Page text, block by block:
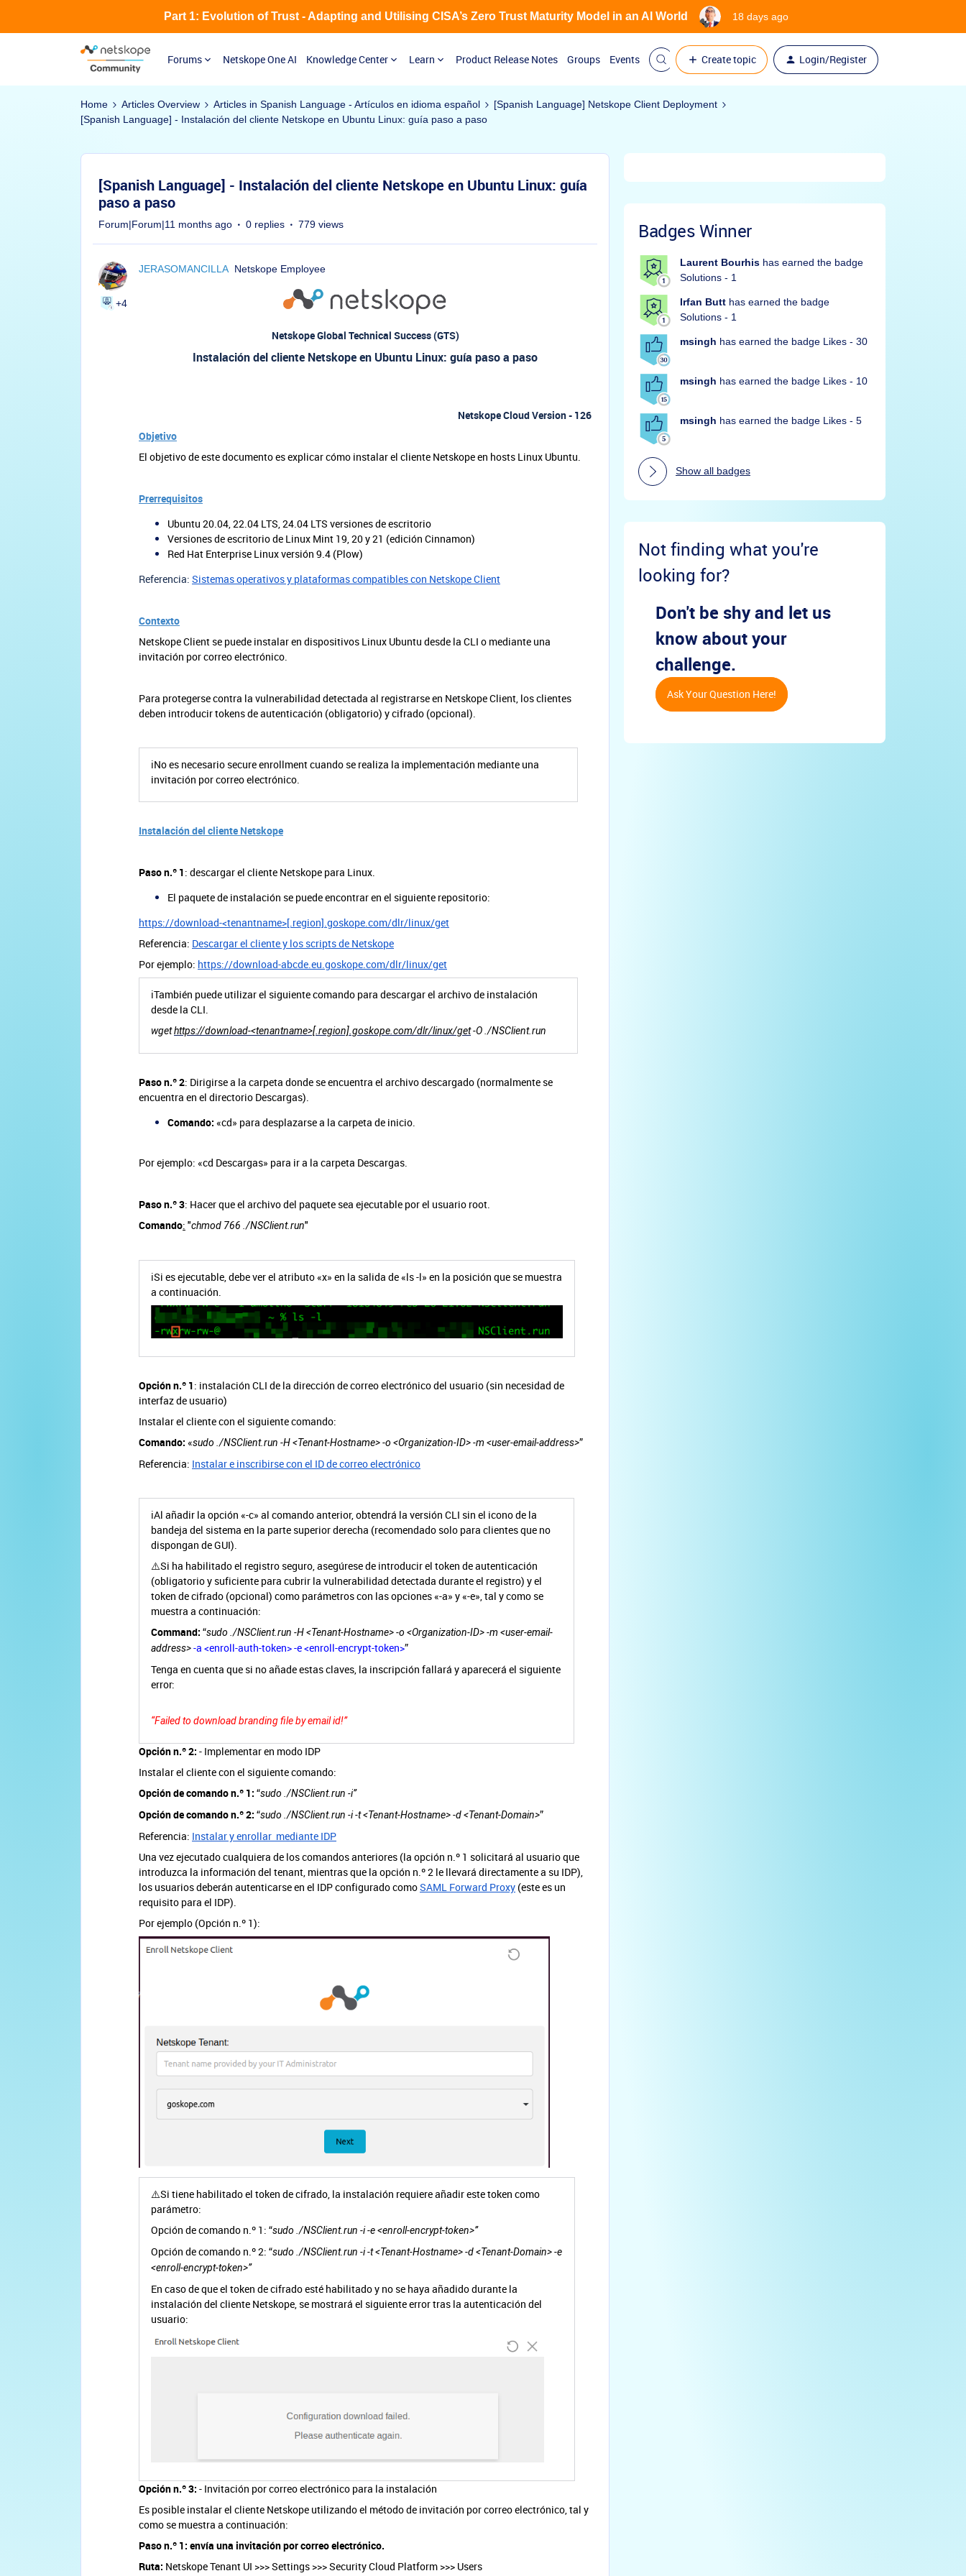
Forums Netskope One AI Knowledge Center Learn Product Release Notes Groups Events Create topic Login/Register
Part 1: Evolution of Trust - Adapting and Utilising CISA’s Zero Trust Maturity Model in an AI World 18 days ago
Home Articles Overview Articles in Spanish Language - Artículos en idioma español
[Spanish Language] Netskope Client Deployment
[Spanish Language] - Instalación del cliente Netskope en Ubuntu Linux: guía paso a paso
[Spanish Language] - Instalación del cliente Netskope en Ubuntu Linux: guía
paso a paso
Forum|Forum|11 months ago 0 replies 779 views
+4
JERASOMANCILLA Netskope Employee
Netskope Global Technical Success (GTS)
Instalación del cliente Netskope en Ubuntu Linux: guía paso a paso
Netskope Cloud Version - 126
Objetivo
El objetivo de este documento es explicar cómo instalar el cliente Netskope en hosts Linux Ubuntu.
Prerrequisitos
Ubuntu 20.04, 22.04 LTS, 24.04 LTS versiones de escritorio
Versiones de escritorio de Linux Mint 19, 20 y 21 (edición Cinnamon)
Red Hat Enterprise Linux versión 9.4 (Plow)
Referencia: Sistemas operativos y plataformas compatibles con Netskope Client
Contexto
Netskope Client se puede instalar en dispositivos Linux Ubuntu desde la CLI o mediante una
invitación por correo electrónico.
Para protegerse contra la vulnerabilidad detectada al registrarse en Netskope Client, los clientes
deben introducir tokens de autenticación (obligatorio) y cifrado (opcional).
ℹ️No es necesario secure enrollment cuando se realiza la implementación mediante una
invitación por correo electrónico.
Instalación del cliente Netskope
Paso n.º 1: descargar el cliente Netskope para Linux.
El paquete de instalación se puede encontrar en el siguiente repositorio:
https://download-<tenantname>[.region].goskope.com/dlr/linux/get
Referencia: Descargar el cliente y los scripts de Netskope
Por ejemplo: https://download-abcde.eu.goskope.com/dlr/linux/get
ℹ️También puede utilizar el siguiente comando para descargar el archivo de instalación
desde la CLI.
wgethttps://download-<tenantname>[.region].goskope.com/dlr/linux/get-O ./NSClient.run
Paso n.º 2: Dirigirse a la carpeta donde se encuentra el archivo descargado (normalmente se
encuentra en el directorio Descargas).
Comando: «cd» para desplazarse a la carpeta de inicio.
Por ejemplo: «cd Descargas» para ir a la carpeta Descargas.
Paso n.º 3: Hacer que el archivo del paquete sea ejecutable por el usuario root.
Comando: "chmod 766 ./NSClient.run"
ℹ️Si es ejecutable, debe ver el atributo «x» en la salida de «ls -l» en la posición que se muestra
a continuación.
Opción n.º 1: instalación CLI de la dirección de correo electrónico del usuario (sin necesidad de
interfaz de usuario)
Instalar el cliente con el siguiente comando:
Comando: «sudo ./NSClient.run -H <Tenant-Hostname> -o <Organization-ID> -m <user-email-address>”
Referencia: Instalar e inscribirse con el ID de correo electrónico
ℹ️Al añadir la opción «-c» al comando anterior, obtendrá la versión CLI sin el icono de la
bandeja del sistema en la parte superior derecha (recomendado solo para clientes que no
dispongan de GUI).
⚠️Si ha habilitado el registro seguro, asegúrese de introducir el token de autenticación
(obligatorio y suficiente para cubrir la vulnerabilidad detectada durante el registro) y el
token de cifrado (opcional) como parámetros con las opciones «-a» y «-e», tal y como se
muestra a continuación:
Command: “sudo ./NSClient.run -H <Tenant-Hostname> -o <Organization-ID> -m <user-email-
address>-a <enroll-auth-token> -e <enroll-encrypt-token>”
Tenga en cuenta que si no añade estas claves, la inscripción fallará y aparecerá el siguiente
error:
“Failed to download branding file by email id!”
Opción n.º 2: - Implementar en modo IDP
Instalar el cliente con el siguiente comando:
Opción de comando n.º 1: “sudo ./NSClient.run -i”
Opción de comando n.º 2: “sudo ./NSClient.run -i -t <Tenant-Hostname> -d <Tenant-Domain>”
Referencia: Instalar y enrollar mediante IDP
Una vez ejecutado cualquiera de los comandos anteriores (la opción n.º 1 solicitará al usuario que
introduzca la información del tenant, mientras que la opción n.º 2 le llevará directamente a su IDP),
los usuarios deberán autenticarse en el IDP configurado comoSAML Forward Proxy (este es un
requisito para el IDP).
Por ejemplo (Opción n.º 1):
⚠️Si tiene habilitado el token de cifrado, la instalación requiere añadir este token como
parámetro:
Opción de comando n.º 1: “sudo ./NSClient.run -i -e <enroll-encrypt-token>”
Opción de comando n.º 2: “sudo ./NSClient.run -i -t <Tenant-Hostname> -d <Tenant-Domain> -e
<enroll-encrypt-token>”
En caso de que el token de cifrado esté habilitado y no se haya añadido durante la
instalación del cliente Netskope, se mostrará el siguiente error tras la autenticación del
usuario:
Opción n.º 3: - Invitación por correo electrónico para la instalación
Es posible instalar el cliente Netskope utilizando el método de invitación por correo electrónico, tal y
como se muestra a continuación:
Paso n.º 1: envía una invitación por correo electrónico.
Ruta: Netskope Tenant UI >>> Settings >>> Security Cloud Platform >>> Users
Badges Winner
Laurent Bourhis has earned the badge
Solutions - 1
Irfan Butt has earned the badge
Solutions - 1
msingh has earned the badge Likes - 30
msingh has earned the badge Likes - 10
msingh has earned the badge Likes - 5
Show all badges
Not finding what you're
looking for?
Don't be shy and let us
know about your
challenge.
Ask Your Question Here!